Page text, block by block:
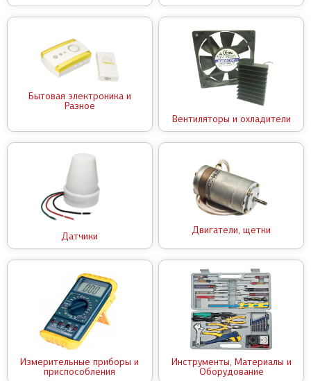
Бытовая электроника и
Разное
Вентиляторы и охладители
Датчики
Двигатели, щетки
Измерительные приборы и
приспособления
Инструменты, Материалы и
Оборудование